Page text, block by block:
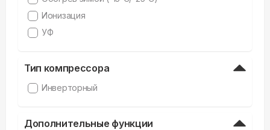
Ионизация
УФ
Тип компрессора
Инверторный
Дополнительные функции